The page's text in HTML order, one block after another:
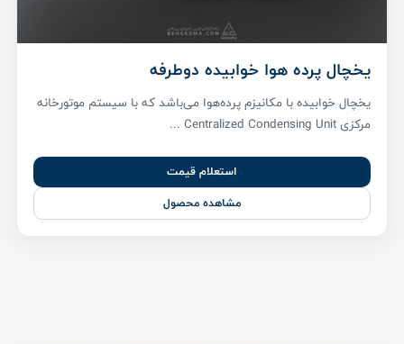
یخچال پرده هوا خوابیده دوطرفه
یخچال خوابیده با مکانیزم پرده‌هوا می‌باشد که با سیستم موتورخانه
مرکزی Centralized Condensing Unit ...
استعلام قیمت
مشاهده محصول